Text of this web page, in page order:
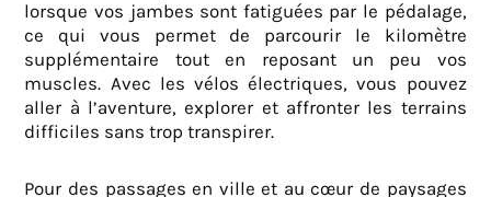
lorsque vos jambes sont fatiguées par le pédalage,
ce qui vous permet de parcourir le kilomètre
supplémentaire tout en reposant un peu vos
muscles. Avec les vélos électriques, vous pouvez
aller à l’aventure, explorer et affronter les terrains
difficiles sans trop transpirer.
Pour des passages en ville et au cœur de paysages